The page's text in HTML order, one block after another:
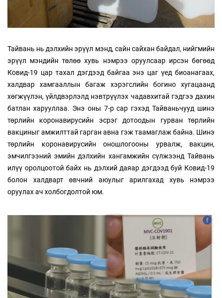
Тайвань нь дэлхийн эрүүл мэнд, сайн сайхан байдал, нийгмийн
эрүүл мэндийн төлөө хувь нэмрээ оруулсаар ирсэн бөгөөд
Ковид-19 цар тахал дэгдээд байгаа энэ цаг үед биоанагаах,
халдвар хамгааллын багаж хэрэгслийн богино хугацаанд
хөгжүүлэн, үйлдвэрлэлд нэвтрүүлэх чадавхитай гэдгээ дахин
батлан харууллаа. Энэ оны 7-р сар гэхэд Тайваньчууд шинэ
төрлийн коронавирусийн эсрэг дотоодын гурван төрлийн
вакциныг амжилттай гарган авна гэж таамаглаж байна. Шинэ
төрлийн коронавирусийн оношлогооны урвалж, вакцин,
эмчилгээний эмийн дэлхийн хангамжийн сүлжээнд Тайвань
илүү оролцоотой байх нь дэлхий даяар дэгдээд буй Ковид-19
болон халдварт өвчний аюулыг арилгахад хувь нэмрээ
оруулах ач холбогдолтой юм.